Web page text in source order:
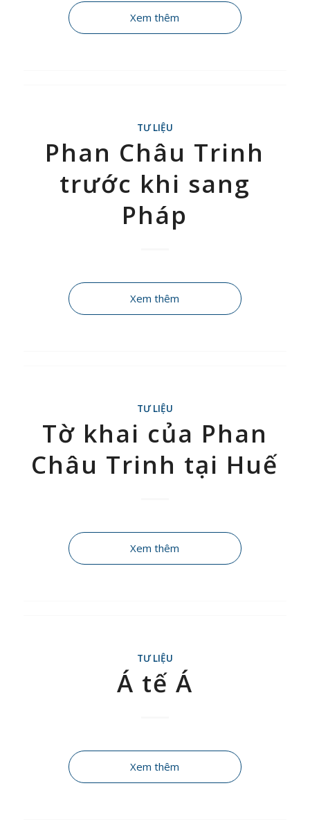
Xem thêm
TƯ LIỆU
Phan Châu Trinh
trước khi sang
Pháp
Xem thêm
TƯ LIỆU
Tờ khai của Phan
Châu Trinh tại Huế
Xem thêm
TƯ LIỆU
Á tế Á
Xem thêm